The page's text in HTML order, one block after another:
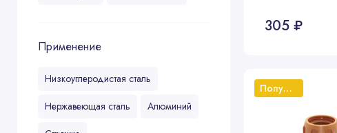
Применение
Низкоуглеродистая сталь
Нержавеющая сталь
Алюминий
305 ₽
Популярный